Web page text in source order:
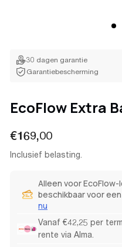
30 dagen garantie
Garantiebescherming
EcoFlow Extra
Normale
prijs
€169,00
Inclusief belasting.
Alleen voor
beschikbaar voor
nu
Vanaf €42,25 per
rente via Alma.